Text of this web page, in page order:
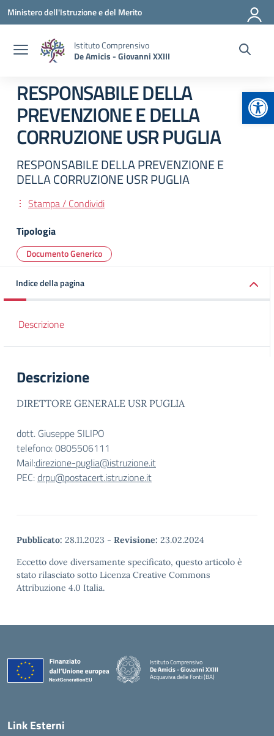
Vai ai contenuti
Vai al menu di navigazione
Vai al footer
Ministero dell'Istruzione e del Merito
Istituto Comprensivo
De Amicis - Giovanni XXIII
RESPONSABILE DELLA
PREVENZIONE E DELLA
CORRUZIONE USR PUGLIA
RESPONSABILE DELLA PREVENZIONE E
DELLA CORRUZIONE USR PUGLIA
Stampa / Condividi
Tipologia
Documento Generico
Indice della pagina
Descrizione
Descrizione
DIRETTORE GENERALE USR PUGLIA
dott. Giuseppe SILIPO
telefono: 0805506111
Mail:direzione-puglia@istruzione.it
PEC:drpu@postacert.istruzione.it
Pubblicato: 28.11.2023 - Revisione: 23.02.2024
Eccetto dove diversamente specificato, questo articolo è
stato rilasciato sotto Licenza Creative Commons
Attribuzione 4.0 Italia.
Istituto Comprensivo
De Amicis - Giovanni XXIII
Acquaviva delle Fonti (BA)
— Visita la pagina iniziale della scuola
Link Esterni